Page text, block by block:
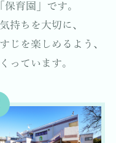
育園」です。
持ちを大切に、
じを楽しめるよう、
っています。